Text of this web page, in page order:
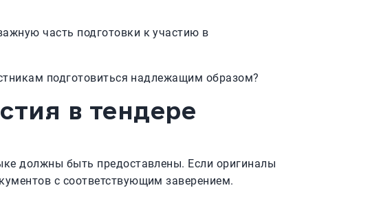
часть подготовки к участию в
подготовиться надлежащим образом?
в тендере
должны быть предоставлены. Если оригиналы
с соответствующим заверением.